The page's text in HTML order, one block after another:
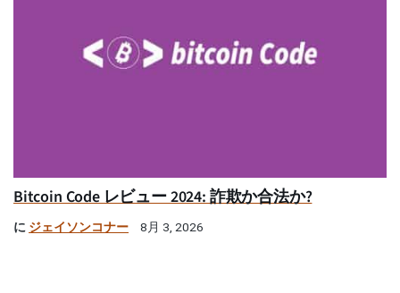
Bitcoin Code レビュー 2024: 詐欺か合法か?
に ジェイソンコナー 8月 3, 2026